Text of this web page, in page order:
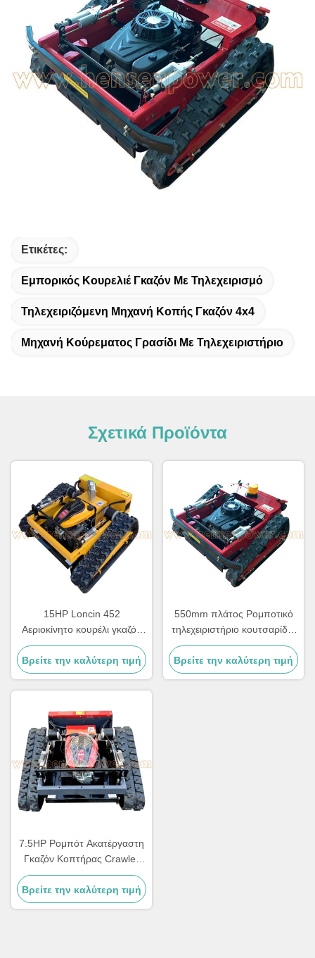
Ετικέτες:
Εμπορικός Κουρελιέ Γκαζόν Με Τηλεχειρισμό
Τηλεχειριζόμενη Μηχανή Κοπής Γκαζόν 4x4
Μηχανή Κούρεματος Γρασίδι Με Τηλεχειριστήριο
Σχετικά Προϊόντα
15HP Loncin 452
Αεριοκίνητο κουρέλι γκαζόν
με τηλεχειρισμό
Βρείτε την καλύτερη τιμή
550mm πλάτος Ρομποτικό
τηλεχειριστήριο κουτσαρίδιο
γρασίδι 7.5HP Loncin 224 Rc
κουτσαρίδιο γρασίδι
Βρείτε την καλύτερη τιμή
7.5HP Ρομπότ Ακατέργαστη
Γκαζόν Κοπτήρας Crawler
τηλεχειριστή Κοπτήρα
Γκαζόν
Βρείτε την καλύτερη τιμή